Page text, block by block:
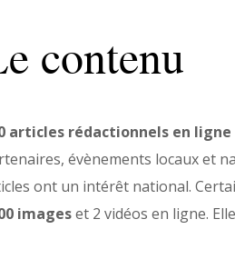
contenu
articles rédactionnels en
évènements locaux et
ont un intérêt national.
imageset 2 vidéos en ligne.